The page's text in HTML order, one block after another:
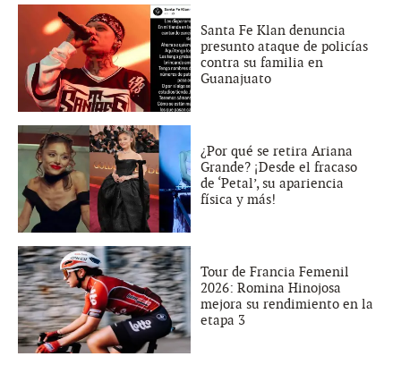
Santa Fe Klan denuncia
presunto ataque de policías
contra su familia en
Guanajuato
¿Por qué se retira Ariana
Grande? ¡Desde el fracaso
de ‘Petal’, su apariencia
física y más!
Tour de Francia Femenil
2026: Romina Hinojosa
mejora su rendimiento en la
etapa 3